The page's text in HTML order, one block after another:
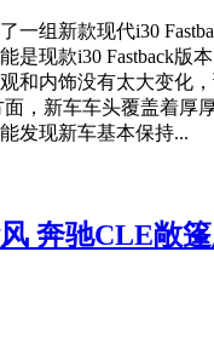
一组新款现代i30
是现款i30 Fastback版
和内饰没有太大变化
，新车车头覆盖着厚
发现新车基本保持...
奔驰CLE敞